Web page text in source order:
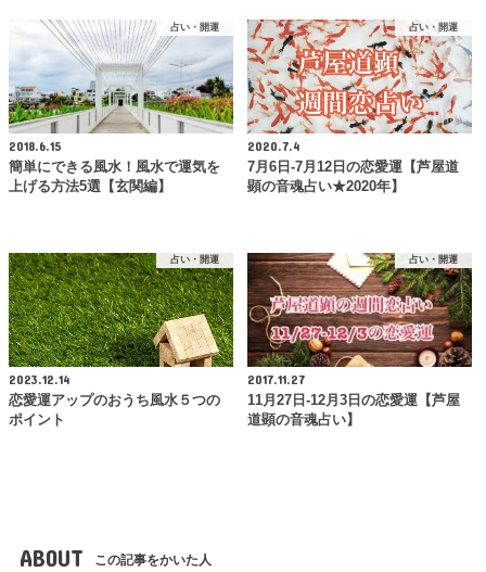
占い・開運
2018.6.15
簡単にできる風水！風水で運気を
上げる方法5選【玄関編】
占い・開運
2020.7.4
7月6日-7月12日の恋愛運【芦屋道
顕の音魂占い★2020年】
占い・開運
2023.12.14
恋愛運アップのおうち風水５つの
ポイント
占い・開運
2017.11.27
11月27日-12月3日の恋愛運【芦屋
道顕の音魂占い】
ABOUT この記事をかいた人